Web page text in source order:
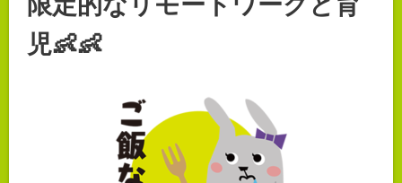
児👶👶